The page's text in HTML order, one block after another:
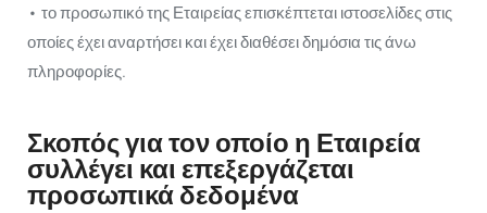
• το προσωπικό της Εταιρείας επισκέπτεται ιστοσελίδες στις
οποίες έχει αναρτήσει και έχει διαθέσει δημόσια τις άνω
πληροφορίες.
Σκοπός για τον οποίο η Εταιρεία
συλλέγει και επεξεργάζεται
προσωπικά δεδομένα